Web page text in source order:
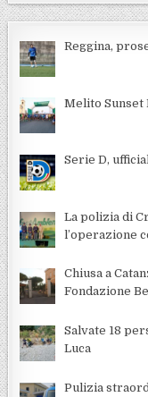
Reggina,
Melito Sunset
Serie D,
La polizia di
l’operazione
Chiusa a
Fondazione
Salvate 18
Luca
Pulizia